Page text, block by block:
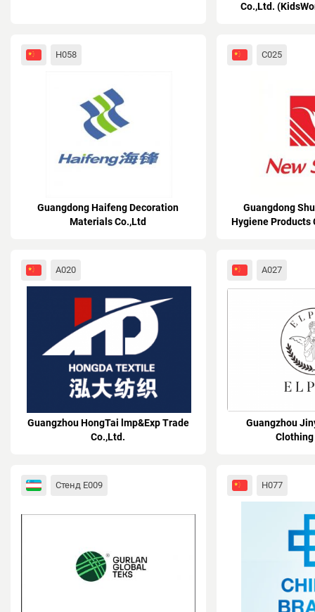
Co.,Ltd.
H058
Guangdong Haifeng Decoration
Materials Co.,Ltd
C025
Guangdong
Hygiene Products
A020
Guangzhou HongTai lmp&Exp Trade
Co.,Ltd.
A027
Guangzhou
Clothing
Стенд E009 H077